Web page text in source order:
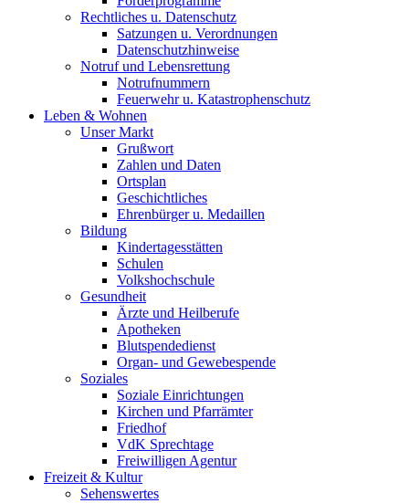
Rechtliches u. Datenschutz
Satzungen u. Verordnungen
Datenschutzhinweise
Notruf und Lebensrettung
Notrufnummern
Feuerwehr u. Katastrophenschutz
Leben & Wohnen
Unser Markt
Grußwort
Zahlen und Daten
Ortsplan
Geschichtliches
Ehrenbürger u. Medaillen
Bildung
Kindertagesstätten
Schulen
Volkshochschule
Gesundheit
Ärzte und Heilberufe
Apotheken
Blutspendedienst
Organ- und Gewebespende
Soziales
Soziale Einrichtungen
Kirchen und Pfarrämter
Friedhof
VdK Sprechtage
Freiwilligen Agentur
Freizeit & Kultur
Sehenswertes